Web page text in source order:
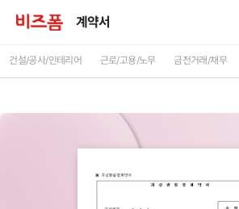
계약서
건설/공사/인테리어 근로/고용/노무 금전거래/채무